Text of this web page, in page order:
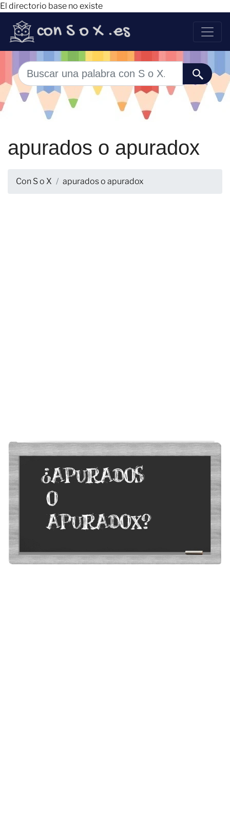
El directorio base no existe
apurados o apuradox
Con S o X apurados o apuradox